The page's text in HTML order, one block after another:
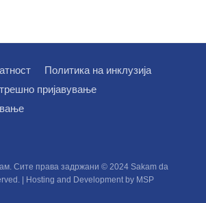
Политика на инклузија
пријавување
Сите права задржани © 2024 Sakam da
| Hosting and Development by MSP